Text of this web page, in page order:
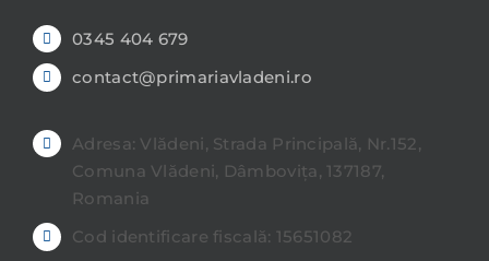
0345 404 679
contact@primariavladeni.ro
Adresa: Vlădeni, Strada Principală, Nr.152,
Comuna Vlădeni, Dâmbovița, 137187,
Romania
Cod identificare fiscală: 15651082